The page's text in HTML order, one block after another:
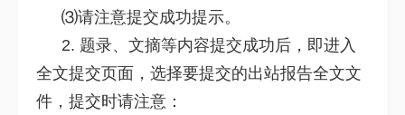
⑶请注意提交成功提示。
2. 题录、文摘等内容提交成功后，即进入
全文提交页面，选择要提交的出站报告全文文
件，提交时请注意：